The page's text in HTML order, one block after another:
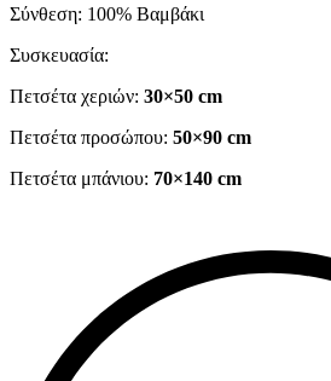
Σύνθεση: 100% Βαμβάκι
Συσκευασία:
Πετσέτα χεριών: 30×50 cm
Πετσέτα προσώπου: 50×90 cm
Πετσέτα μπάνιου: 70×140 cm